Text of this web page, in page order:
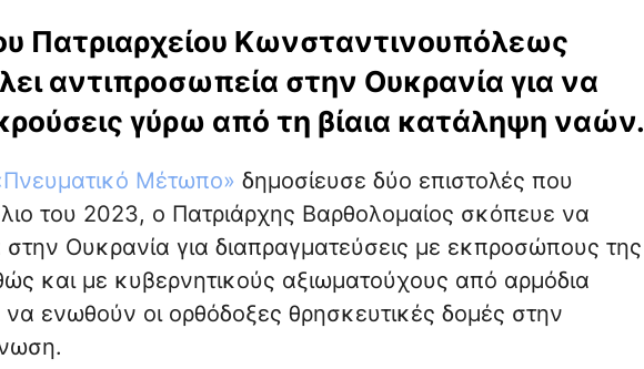
Πατριαρχείου Κωνσταντινουπόλεως
αντιπροσωπεία στην Ουκρανία για να
γύρω από τη βίαια κατάληψη ναών.
Μέτωπο» δημοσίευσε δύο επιστολές που
του 2023, ο Πατριάρχης Βαρθολομαίος σκόπευε να
στην Ουκρανία για διαπραγματεύσεις με εκπροσώπους της
και με κυβερνητικούς αξιωματούχους από αρμόδια
ενωθούν οι ορθόδοξες θρησκευτικές δομές στην